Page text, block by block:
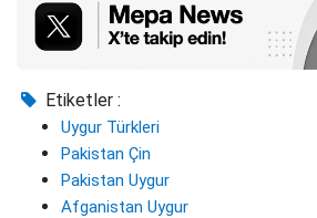
Etiketler :
Uygur Türkleri
Pakistan Çin
Pakistan Uygur
Afganistan Uygur